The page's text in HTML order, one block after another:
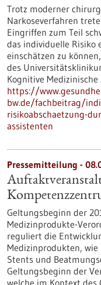
Trotz moderner
Narkoseverfahren
Eingriffen zum Teil
das individuelle Risiko
einschätzen zu
des
Kognitive Medizinische
https://
bw.de/fachbeitrag/
risikoabschaetzung-
assistenten
Pressemitteilung -
Geltungsbeginn der
Medizinprodukte-
reguliert die
Medizinprodukten, wie
Stents und
Geltungsbeginn der
welche im Kontext des